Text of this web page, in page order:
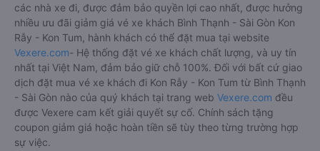
các nhà xe đi, được đảm bảo quyền lợi cao nhất, được hưởng
nhiều ưu đãi giảm giá vé xe khách Bình Thạnh - Sài Gòn Kon
Rẫy - Kon Tum, hành khách có thể đặt mua tại website
Vexere.com- Hệ thống đặt vé xe khách chất lượng, và uy tín
nhất tại Việt Nam, đảm bảo giữ chỗ 100%. Đối với bất cứ giao
dịch đặt mua vé xe khách đi Kon Rẫy - Kon Tum từ Bình Thạnh
- Sài Gòn nào của quý khách tại trang web Vexere.com đều
được Vexere cam kết giải quyết sự cố. Chính sách tặng
coupon giảm giá hoặc hoàn tiền sẽ tùy theo từng trường hợp
sự việc.